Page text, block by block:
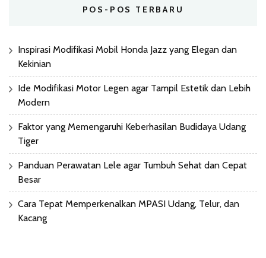
POS-POS TERBARU
Inspirasi Modifikasi Mobil Honda Jazz yang Elegan dan
Kekinian
Ide Modifikasi Motor Legen agar Tampil Estetik dan Lebih
Modern
Faktor yang Memengaruhi Keberhasilan Budidaya Udang
Tiger
Panduan Perawatan Lele agar Tumbuh Sehat dan Cepat
Besar
Cara Tepat Memperkenalkan MPASI Udang, Telur, dan
Kacang